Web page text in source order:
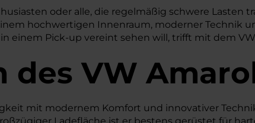
oder alle, die regelmäßig schwere
hochwertigen Innenraum, moderner Technik
einem Pick-up vereint sehen will, trifft mit dem
des VW
mit modernem Komfort und innovativer